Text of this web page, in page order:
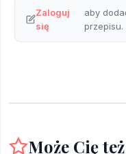
Zaloguj
się
aby
przepisu.
Może Cię